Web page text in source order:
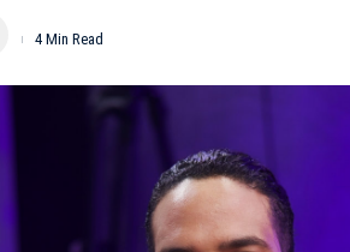
4 Min Read